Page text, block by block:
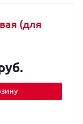
(для